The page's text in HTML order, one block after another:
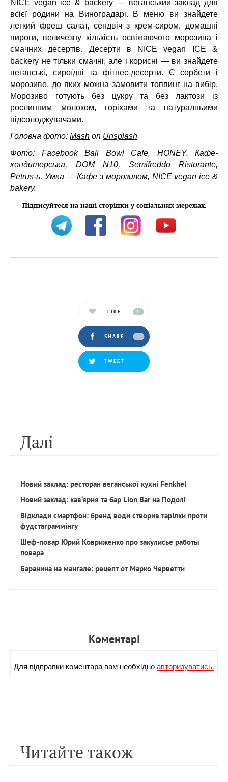
NICE vegan ice & backery — веганський заклад для
всієї родини на Виноградарі. В меню ви знайдете
легкий фреш салат, сендвіч з крем-сиром, домашні
пироги, величезну кількість освіжаючого морозива і
смачних десертів. Десерти в NICE vegan ICE &
backery не тільки смачні, але і корисні — ви знайдете
веганські, сироїдні та фітнес-десерти. Є сорбети і
морозиво, до яких можна замовити топпинг на вибір.
Морозиво готують без цукру та без лактози із
рослинним молоком, горіхами та натуралньими
підсолоджувачами.
Головна фото: Mash on Unsplash
Фото: Facebook Bali Bowl Cafe, HONEY. Кафе-
кондитерська, DOM N10, Semifreddo Ristorante,
Petrus-ь, Умка — Кафе з морозивом, NICE vegan ice &
bakery.
Підписуйтеся на наші сторінки у соціальних мережах:
LIKE 1
SHARE
TWEET
Далi
Новий заклад: ресторан веганської кухні Fenkhel
Новий заклад: кав‘ярня та бар Lion Bar на Подолі
Відклади смартфон: бренд води створив тарілки проти
фудстаграммінгу
Шеф-повар Юрий Ковриженко про закулисье работы
повара
Баранина на мангале: рецепт от Марко Черветти
Коментарi
Для вiдправки коментара вам необхiдноавторизуватись.
Читайте також